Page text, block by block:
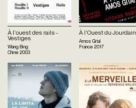
À l'ouest des rails -
Vestiges
Wang Bing
Chine 2003
À l'Ouest du Jourdain
Amos Gitaï
France 2017